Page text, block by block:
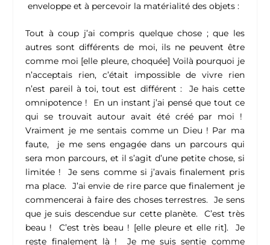
enveloppe et à percevoir la matérialité des objets :
Tout à coup j’ai compris quelque chose ; que les
autres sont différents de moi, ils ne peuvent être
comme moi [elle pleure, choquée] Voilà pourquoi je
n’acceptais rien, c’était impossible de vivre rien
n’est pareil à toi, tout est différent : Je hais cette
omnipotence ! En un instant j’ai pensé que tout ce
qui se trouvait autour avait été créé par moi !
Vraiment je me sentais comme un Dieu ! Par ma
faute, je me sens engagée dans un parcours qui
sera mon parcours, et il s’agit d’une petite chose, si
limitée ! Je sens comme si j’avais finalement pris
ma place. J’ai envie de rire parce que finalement je
commencerai à faire des choses terrestres. Je sens
que je suis descendue sur cette planète. C’est très
beau !
C’est très beau ! [elle pleure et elle rit]. Je
reste finalement là ! Je me suis sentie comme